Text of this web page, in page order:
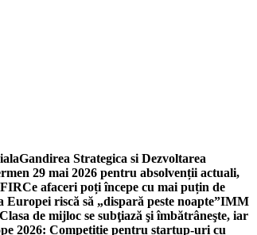
Gandirea Strategica si Dezvoltarea
29 mai 2026 pentru absolvenții actuali,
Ce afaceri poți începe cu mai puțin de
riscă să „dispară peste noapte”IMM
Clasa de mijloc se subţiază şi îmbătrâneşte, iar
2026: Competiție pentru startup-uri cu